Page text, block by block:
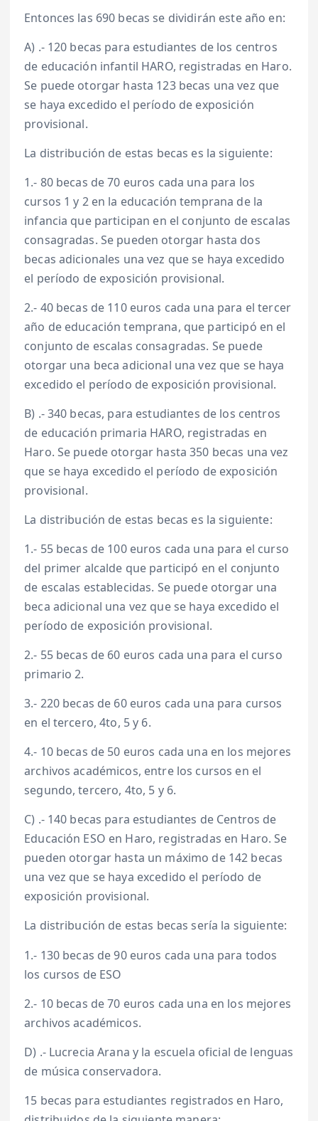
Entonces las 690 becas se dividirán este año en:
A) .- 120 becas para estudiantes de los centros
de educación infantil HARO, registradas en Haro.
Se puede otorgar hasta 123 becas una vez que
se haya excedido el período de exposición
provisional.
La distribución de estas becas es la siguiente:
1.- 80 becas de 70 euros cada una para los
cursos 1 y 2 en la educación temprana de la
infancia que participan en el conjunto de escalas
consagradas. Se pueden otorgar hasta dos
becas adicionales una vez que se haya excedido
el período de exposición provisional.
2.- 40 becas de 110 euros cada una para el tercer
año de educación temprana, que participó en el
conjunto de escalas consagradas. Se puede
otorgar una beca adicional una vez que se haya
excedido el período de exposición provisional.
B) .- 340 becas, para estudiantes de los centros
de educación primaria HARO, registradas en
Haro. Se puede otorgar hasta 350 becas una vez
que se haya excedido el período de exposición
provisional.
La distribución de estas becas es la siguiente:
1.- 55 becas de 100 euros cada una para el curso
del primer alcalde que participó en el conjunto
de escalas establecidas. Se puede otorgar una
beca adicional una vez que se haya excedido el
período de exposición provisional.
2.- 55 becas de 60 euros cada una para el curso
primario 2.
3.- 220 becas de 60 euros cada una para cursos
en el tercero, 4to, 5 y 6.
4.- 10 becas de 50 euros cada una en los mejores
archivos académicos, entre los cursos en el
segundo, tercero, 4to, 5 y 6.
C) .- 140 becas para estudiantes de Centros de
Educación ESO en Haro, registradas en Haro. Se
pueden otorgar hasta un máximo de 142 becas
una vez que se haya excedido el período de
exposición provisional.
La distribución de estas becas sería la siguiente:
1.- 130 becas de 90 euros cada una para todos
los cursos de ESO
2.- 10 becas de 70 euros cada una en los mejores
archivos académicos.
D) .- Lucrecia Arana y la escuela oficial de lenguas
de música conservadora.
15 becas para estudiantes registrados en Haro,